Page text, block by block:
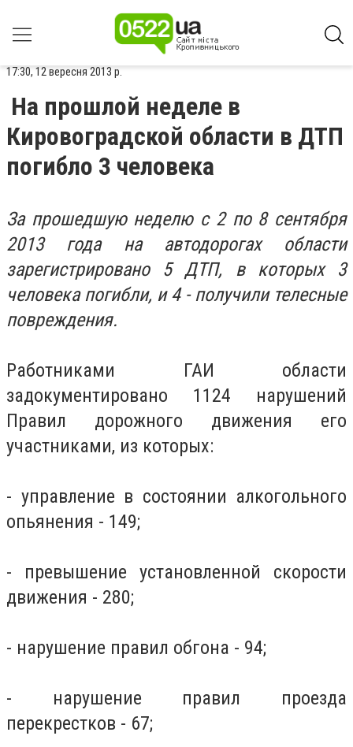
17:30, 12 вересня 2013 р.
На прошлой неделе в
Кировоградской области в ДТП
погибло 3 человека
За прошедшую неделю с 2 по 8 сентября
2013 года на автодорогах области
зарегистрировано 5 ДТП, в которых 3
человека погибли, и 4 - получили телесные
повреждения.
Работниками ГАИ области
задокументировано 1124 нарушений
Правил дорожного движения его
участниками, из которых:
- управление в состоянии алкогольного
опьянения - 149;
- превышение установленной скорости
движения - 280;
- нарушение правил обгона - 94;
- нарушение правил проезда
перекрестков - 67;